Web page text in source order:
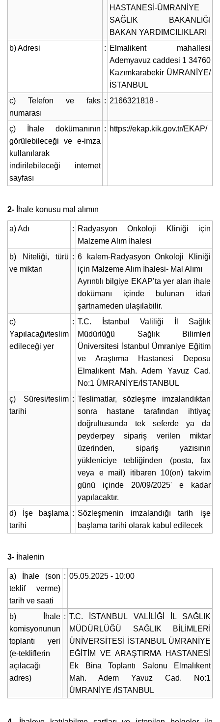
HASTANESİ-ÜMRANİYE
SAĞLIK BAKANLIĞI
BAKAN YARDIMCILIKLARI
b) Adresi
: Elmalikent mahallesi
Ademyavuz caddesi 1 34760
Kazımkarabekir ÜMRANİYE/
İSTANBUL
c) Telefon ve faks
numarası
: 2166321818 -
ç) İhale dokümanının
görülebileceği ve e-imza
kullanılarak
indirilebileceği internet
sayfası
: https://ekap.kik.gov.tr/EKAP/
2- İhale konusu mal alımın
a) Adı : Radyasyon Onkoloji Kliniği için
Malzeme Alım İhalesi
b) Niteliği, türü
ve miktarı
: 6 kalem-Radyasyon Onkoloji Kliniği
için Malzeme Alım İhalesi- Mal Alımı
Ayrıntılı bilgiye EKAP’ta yer alan ihale
dokümanı içinde bulunan idari
şartnameden ulaşılabilir.
c)
Yapılacağı/teslim
edileceği yer
: T.C. İstanbul Valiliği İl Sağlık
Müdürlüğü Sağlık Bilimleri
Üniversitesi İstanbul Ümraniye Eğitim
ve Araştırma Hastanesi Deposu
Elmalıkent Mah. Adem Yavuz Cad.
No:1 ÜMRANİYE/İSTANBUL
ç) Süresi/teslim
tarihi
: Teslimatlar, sözleşme imzalandıktan
sonra hastane tarafından ihtiyaç
doğrultusunda tek seferde ya da
peyderpey sipariş verilen miktar
üzerinden, sipariş yazısının
yükleniciye tebliğinden (posta, fax
veya e mail) itibaren 10(on) takvim
günü içinde 20/09/2025' e kadar
yapılacaktır.
d) İşe başlama
tarihi
: Sözleşmenin imzalandığı tarih işe
başlama tarihi olarak kabul edilecek
3- İhalenin
a) İhale (son
teklif verme)
tarih ve saati
: 05.05.2025 - 10:00
b) İhale
komisyonunun
toplantı yeri
(e-tekliflerin
açılacağı
adres)
: T.C. İSTANBUL VALİLİĞİ İL SAĞLIK
MÜDÜRLÜĞÜ SAĞLIK BİLİMLERİ
ÜNİVERSİTESİ İSTANBUL ÜMRANİYE
EĞİTİM VE ARAŞTIRMA HASTANESİ
Ek Bina Toplantı Salonu Elmalıkent
Mah. Adem Yavuz Cad. No:1
ÜMRANİYE /İSTANBUL